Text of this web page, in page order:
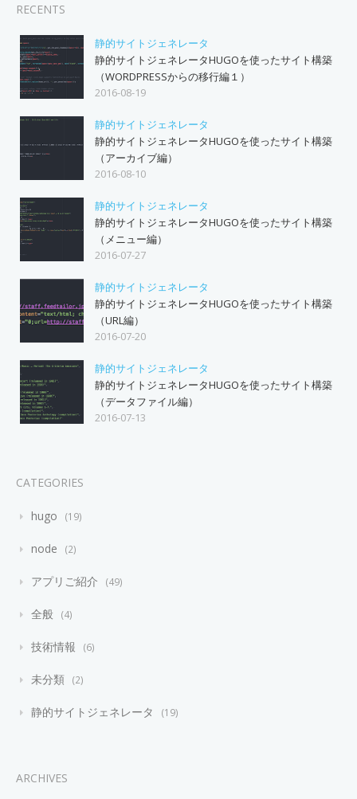
RECENTS
静的サイトジェネレータ
静的サイトジェネレータHUGOを使ったサイト構築
（WORDPRESSからの移行編１）
2016-08-19
静的サイトジェネレータ
静的サイトジェネレータHUGOを使ったサイト構築
（アーカイブ編）
2016-08-10
静的サイトジェネレータ
静的サイトジェネレータHUGOを使ったサイト構築
（メニュー編）
2016-07-27
静的サイトジェネレータ
静的サイトジェネレータHUGOを使ったサイト構築
（URL編）
2016-07-20
静的サイトジェネレータ
静的サイトジェネレータHUGOを使ったサイト構築
（データファイル編）
2016-07-13
CATEGORIES
hugo 19
node 2
アプリご紹介 49
全般 4
技術情報 6
未分類 2
静的サイトジェネレータ 19
ARCHIVES